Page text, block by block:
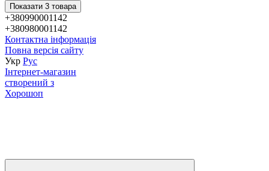
Показати 3 товара
+380990001142
+380980001142
Контактна інформація
Повна версія сайту
Укр Рус
Інтернет-магазин
створений з
Хорошоп